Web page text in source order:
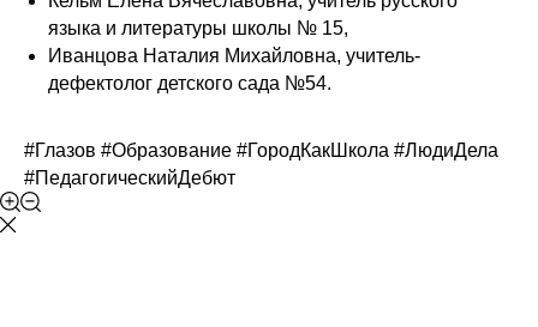
языка и литературы школы № 15,
Иванцова Наталия Михайловна, учитель-
дефектолог детского сада №54.
#Глазов #Образование #ГородКакШкола #ЛюдиДела
#ПедагогическийДебют